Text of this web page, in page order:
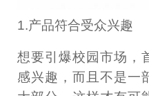
1.产品符合受众兴趣
想要引爆校园市场，
感兴趣，而且不是一